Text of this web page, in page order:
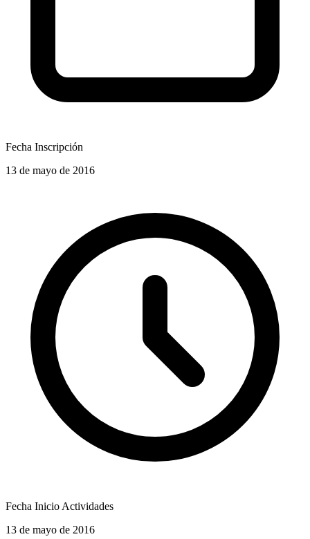
Fecha Inscripción
13 de mayo de 2016
Fecha Inicio Actividades
13 de mayo de 2016